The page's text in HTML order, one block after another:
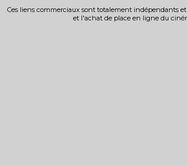
Ces liens commerciaux sont totalement indépendants et
et l'achat de place en ligne du